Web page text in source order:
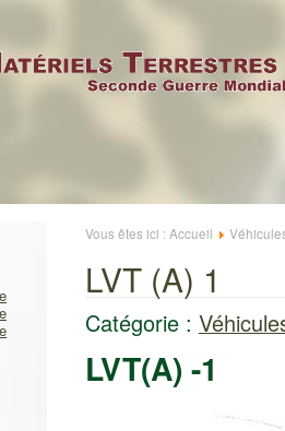
Vous êtes ici : Accueil
LVT (A) 1
Catégorie :
LVT(A) -1